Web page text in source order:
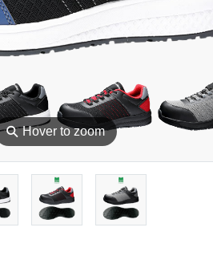
⚲Hover to zoom